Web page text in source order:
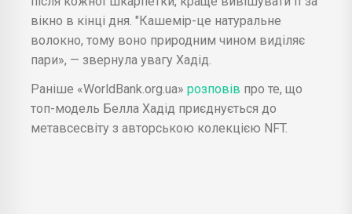
вікно в кінці дня. "Кашемір-це натуральне
волокно, тому воно природним чином виділяє
пари», — звернула увагу Хадід.
Раніше «WorldBank.org.ua» розповів про те, що
топ-модель Белла Хадід приєднується до
метавсесвіту з авторською колекцією NFT.